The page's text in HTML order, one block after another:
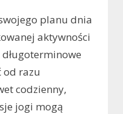
planu dnia
aktywności
od razu
codzienny,
jogi mogą